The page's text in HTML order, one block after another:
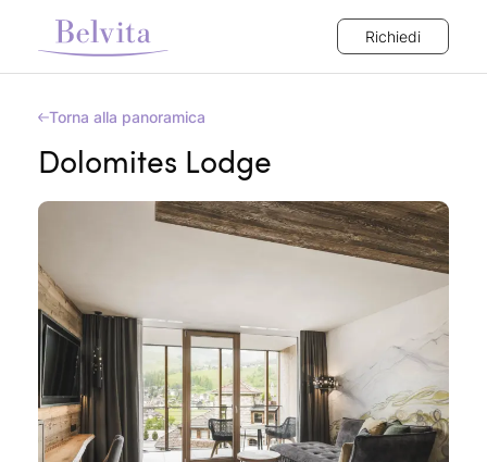
Richiedi
Torna alla panoramica
Dolomites Lodge